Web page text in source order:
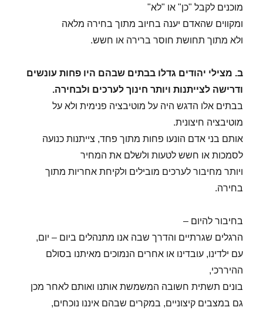
מוכנים לקבל "כן" או "לא"
ומקווים שהאדם יענה בחיוב מתוך בחירה מלאה
ולא מתוך תחושת חוסר ברירה או חשש.
ב. מצילי יהודים גדלו בבתיםשבהם היו פחות עונשים
ודרישה לצייתנות ויותר חינוך לערכים ולבחירה.
בבתים אלו הדגש היה על מוטיבציה פנימית ולא על
מוטיבציה חיצונית.
אותם בני אדם הונעו פחות מתוך פחד, צייתנות כנועה
לסמכות או חשש לטעות ולשלם את המחיר
ויותר מחיבור לערכים מובילים ולקיחת אחריות מתוך
בחירה.
בחיבור להיום –
הרגלים שגרתיים והדרך שבה אנו מתנהלים ביום – יום,
עם ילדינו, עובדינו או אחרים הנמוכים מאיתנו בסולם
ההיררכי,
בונים תשתית חשובה המשמשת אותנו ואותם לאחר מכן
גם במצבים קיצוניים, במקרים שבהם איננו נוכחים,